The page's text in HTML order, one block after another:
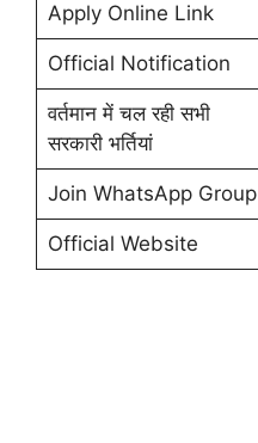
Apply Online Link
Official Notification
वर्तमान में चल रही सभी
सरकारी भर्तियां
Join WhatsApp Group
Official Website